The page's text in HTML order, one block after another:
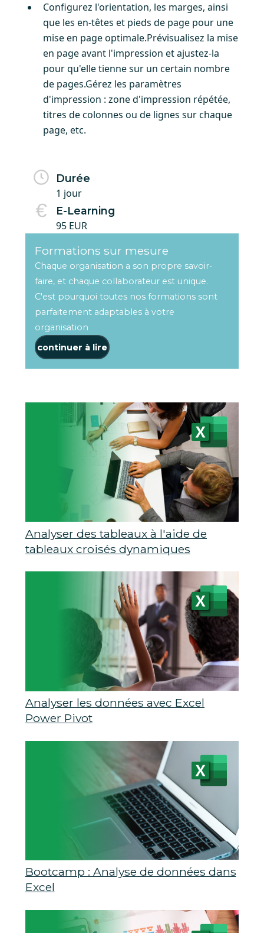
Configurez l'orientation, les marges, ainsi
que les en-têtes et pieds de page pour une
mise en page optimale.Prévisualisez la mise
en page avant l'impression et ajustez-la
pour qu'elle tienne sur un certain nombre
de pages.Gérez les paramètres
d'impression : zone d'impression répétée,
titres de colonnes ou de lignes sur chaque
page, etc.
Durée
1 jour
E-Learning
95 EUR
Formations sur mesure
Chaque organisation a son propre savoir-
faire, et chaque collaborateur est unique.
C'est pourquoi toutes nos formations sont
parfaitement adaptables à votre
organisation
continuer à lire
Analyser des tableaux à l'aide de
tableaux croisés dynamiques
Analyser les données avec Excel
Power Pivot
Bootcamp : Analyse de données dans
Excel